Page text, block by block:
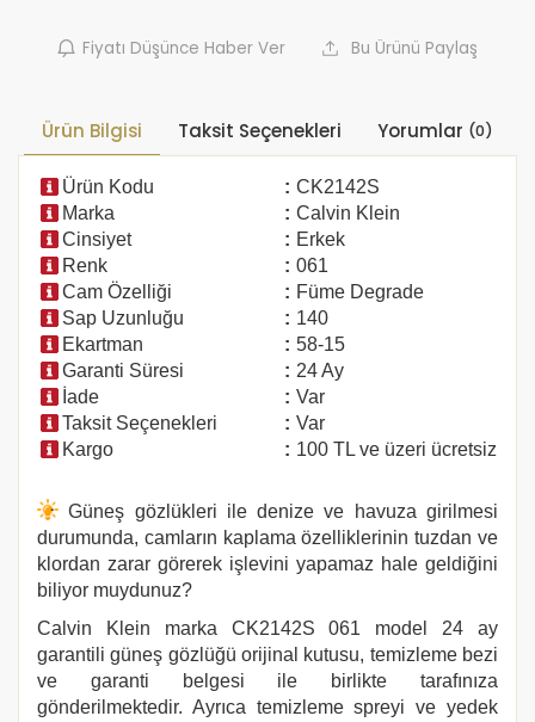
Fiyatı Düşünce Haber Ver Bu Ürünü Paylaş
Ürün Bilgisi Taksit Seçenekleri Yorumlar (0)
Ürün Kodu : CK2142S
Marka
: Calvin Klein
Cinsiyet
: Erkek
Renk
: 061
Cam Özelliği
: Füme Degrade
Sap Uzunluğu
: 140
Ekartman
: 58-15
Garanti Süresi
: 24 Ay
İade
: Var
Taksit Seçenekleri
: Var
Kargo
: 100 TL ve üzeri ücretsiz
Güneş gözlükleri ile denize ve havuza girilmesi
durumunda, camların kaplama özelliklerinin tuzdan ve
klordan zarar görerek işlevini yapamaz hale geldiğini
biliyor muydunuz?
Calvin Klein marka CK2142S 061 model 24 ay
garantili güneş gözlüğü orijinal kutusu, temizleme bezi
ve garanti belgesi ile birlikte tarafınıza
gönderilmektedir. Ayrıca temizleme spreyi ve yedek